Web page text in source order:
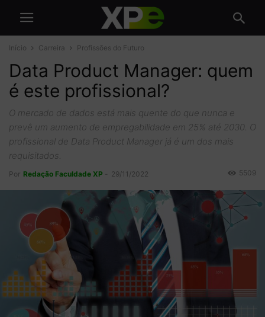
Início Carreira Profissões do Futuro
Data Product Manager: quem
é este profissional?
O mercado de dados está mais quente do que nunca e
prevê um aumento de empregabilidade em 25% até 2030. O
profissional de Data Product Manager já é um dos mais
requisitados.
Por Redação Faculdade XP 29/11/2022 5509